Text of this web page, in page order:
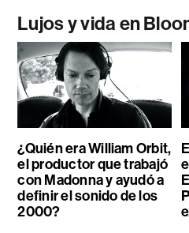
Lujos y vida en
¿Quién era William Orbit,
el productor que trabajó
con Madonna y ayudó a
definir el sonido de los
2000?